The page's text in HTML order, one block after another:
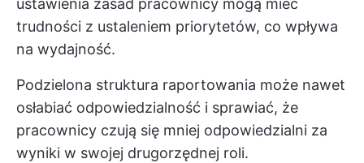
ustawienia zasad pracownicy mogą mieć
trudności z ustaleniem priorytetów, co wpływa
na wydajność.
Podzielona struktura raportowania może nawet
osłabiać odpowiedzialność i sprawiać, że
pracownicy czują się mniej odpowiedzialni za
wyniki w swojej drugorzędnej roli.